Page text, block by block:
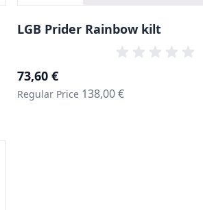
LGB Prider Rainbow kilt
Special Price
73,60 €
Regular Price 138,00 €